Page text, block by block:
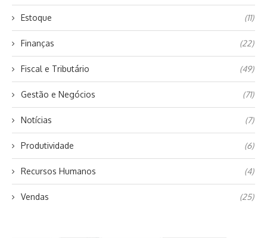
Estoque (11)
Finanças (22)
Fiscal e Tributário (49)
Gestão e Negócios (71)
Notícias (7)
Produtividade (6)
Recursos Humanos (4)
Vendas (25)